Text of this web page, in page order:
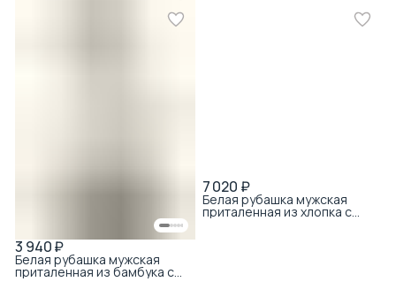
3 940 ₽
Белая рубашка мужская
приталенная из бамбука с
хлопком с принтом с
7 020 ₽
Белая рубашка мужская
приталенная из хлопка с